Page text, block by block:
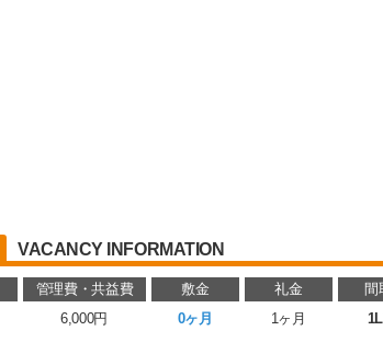
VACANCY INFORMATION
管理費・共益費 敷金 礼金 間
6,000円 0ヶ月 1ヶ月